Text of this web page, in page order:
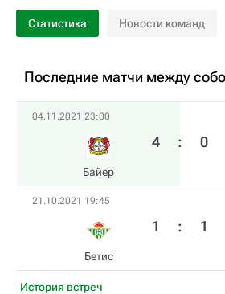
Статистика Новости команд
Последние матчи между
04.11.2021 23:00
Байер
4 : 0
21.10.2021 19:45
Бетис
1 : 1
История встреч